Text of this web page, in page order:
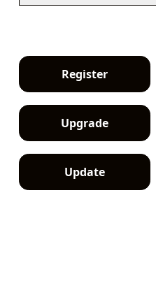
Register
Upgrade
Update